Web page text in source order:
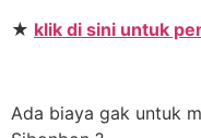
★ klik di sini untuk
Ada biaya gak untuk